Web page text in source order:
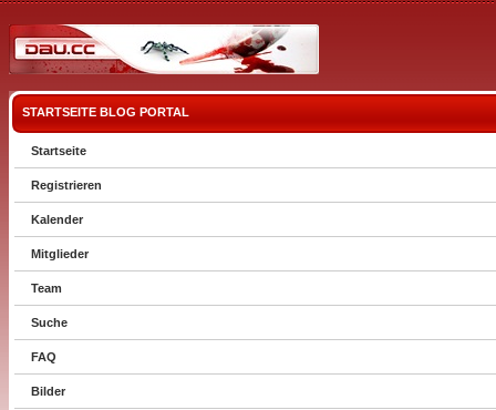
STARTSEITE BLOG PORTAL
Startseite
Registrieren
Kalender
Mitglieder
Team
Suche
FAQ
Bilder